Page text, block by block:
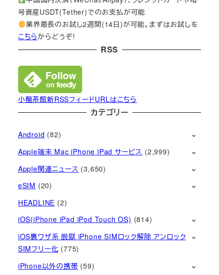
号資産USDT(Tether)でのお支払が可能
業界最長のお試し2週間(14日)が可能。まずはお試しを
こちらからどうぞ!
RSS
小龍茶館新RSSフィードURLはこちら
カテゴリー
Android (82)
Apple端末 Mac iPhone iPad サービス (2,999)
Apple関連ニュース (3,650)
eSIM (20)
HEADLINE (2)
iOS(iPhone iPad iPod Touch OS) (814)
iOS裏ワザ系 脱獄 iPhone SIMロック解除 アンロック
SIMフリー化 (775)
iPhone以外の携帯 (59)